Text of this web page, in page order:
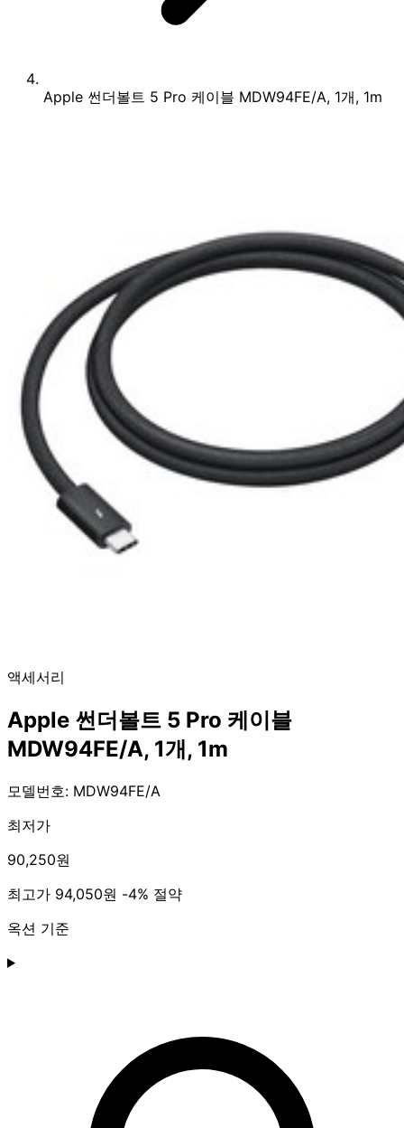
Apple 썬더볼트 5 Pro 케이블 MDW94FE/A, 1개, 1m
액세서리
Apple 썬더볼트 5 Pro 케이블
MDW94FE/A, 1개, 1m
모델번호: MDW94FE/A
최저가
90,250원
최고가 94,050원 -4% 절약
옥션 기준